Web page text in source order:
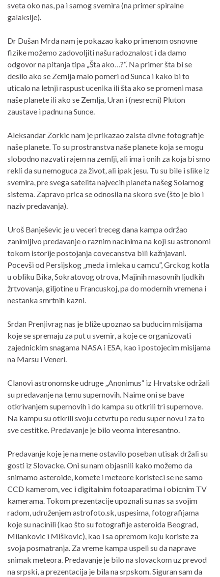
sveta oko nas, pa i samog svemira (na primer spiralne
galaksije).
Dr Dušan Mrda nam je pokazao kako primenom osnovne
fizike možemo zadovoljiti našu radoznalost i da damo
odgovor na pitanja tipa „Šta ako…?“. Na primer šta bi se
desilo ako se Zemlja malo pomeri od Sunca i kako bi to
uticalo na letnji raspust ucenika ili šta ako se promeni masa
naše planete ili ako se Zemlja, Uran i (nesrecni) Pluton
zaustave i padnu na Sunce.
Aleksandar Zorkic nam je prikazao zaista divne fotografije
naše planete. To su prostranstva naše planete koja se mogu
slobodno nazvati rajem na zemlji, ali ima i onih za koja bi smo
rekli da su nemoguca za život, ali ipak jesu. Tu su bile i slike iz
svemira, pre svega satelita najvecih planeta našeg Solarnog
sistema. Zapravo prica se odnosila na skoro sve (što je bio i
naziv predavanja).
Uroš Banješevic je u veceri treceg dana kampa održao
zanimljivo predavanje o raznim nacinima na koji su astronomi
tokom istorije postojanja covecanstva bili kažnjavani.
Pocevši od Persijskog „meda i mleka u camcu“, Grckog kotla
u obliku Bika, Sokratovog otrova, Majinih masovnih ljudkih
žrtvovanja, giljotine u Francuskoj, pa do modernih vremena i
nestanka smrtnih kazni.
Srdan Prenjivrag nas je bliže upoznao sa buducim misijama
koje se spremaju za put u svemir, a koje ce organizovati
zajednickim snagama NASA i ESA, kao i postojecim misijama
na Marsu i Veneri.
Clanovi astronomske udruge „Anonimus“ iz Hrvatske održali
su predavanje na temu supernovih. Naime oni se bave
otkrivanjem supernovih i do kampa su otkrili tri supernove.
Na kampu su otkrili svoju cetvrtu po redu super novu i za to
sve cestitke. Predavanje je bilo veoma interesantno.
Predavanje koje je na mene ostavilo poseban utisak držali su
gosti iz Slovacke. Oni su nam objasnili kako možemo da
snimamo asteroide, komete i meteore koristeci se ne samo
CCD kamerom, vec i digitalnim fotoaparatima i obicnim TV
kamerama. Tokom prezentacije upoznali su nas sa svojim
radom, udruženjem astrofoto.sk, uspesima, fotografijama
koje su nacinili (kao što su fotografije asteroida Beograd,
Milankovic i Miškovic), kao i sa opremom koju koriste za
svoja posmatranja. Za vreme kampa uspeli su da naprave
snimak meteora. Predavanje je bilo na slovackom uz prevod
na srpski, a prezentacija je bila na srpskom. Siguran sam da